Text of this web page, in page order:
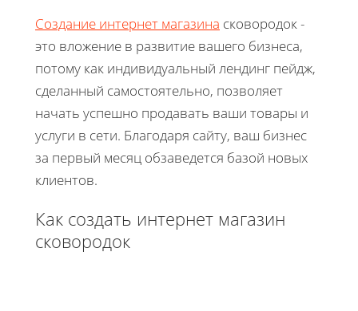
Создание интернет магазина сковородок -
это вложение в развитие вашего бизнеса,
потому как индивидуальный лендинг пейдж,
сделанный самостоятельно, позволяет
начать успешно продавать ваши товары и
услуги в сети. Благодаря сайту, ваш бизнес
за первый месяц обзаведется базой новых
клиентов.
Как создать интернет магазин
сковородок